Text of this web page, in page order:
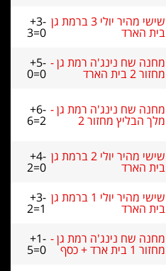
שישי מהיר יולי 3 ברמת גן
בית הארד
+3-
3=0
מחנה שח נינג'ה רמת גן -
מחזור 2 בית הארד
+5-
0=0
מחנה שח נינג'ה רמת גן -
מלך הבליץ מחזור 2
+6-
6=2
שישי מהיר יולי 2 ברמת גן
בית הארד
+4-
2=0
שישי מהיר יולי 1 ברמת גן
בית הארד
+3-
2=1
מחנה שח נינג'ה רמת גן -
מחזור 1 בית ארד + כסף
+1-
5=0